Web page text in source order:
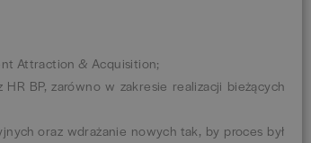
Attraction & Acquisition;
BP, zarówno w zakresie realizacji bieżących
oraz wdrażanie nowych tak, by proces był